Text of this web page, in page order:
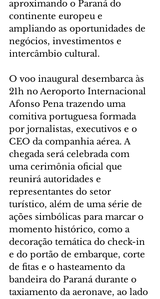
aproximando o Paraná do
continente europeu e
ampliando as oportunidades de
negócios, investimentos e
intercâmbio cultural.
O voo inaugural desembarca às
21h no Aeroporto Internacional
Afonso Pena trazendo uma
comitiva portuguesa formada
por jornalistas, executivos e o
CEO da companhia aérea. A
chegada será celebrada com
uma cerimônia oficial que
reunirá autoridades e
representantes do setor
turístico, além de uma série de
ações simbólicas para marcar o
momento histórico, como a
decoração temática do check-in
e do portão de embarque, corte
de fitas e o hasteamento da
bandeira do Paraná durante o
taxiamento da aeronave, ao lado